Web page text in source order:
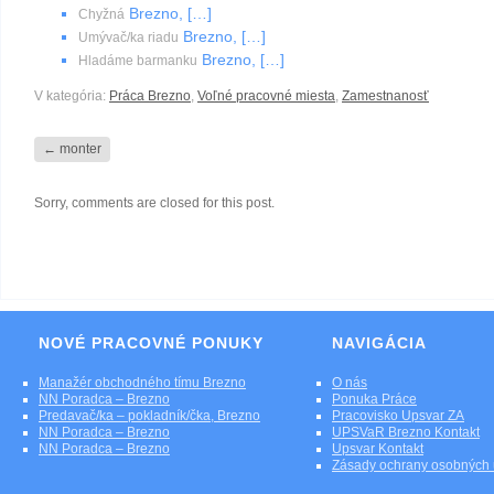
Chyžná Brezno, […]
Umývač/ka riadu Brezno, […]
Hladáme barmanku Brezno, […]
V kategória: Práca Brezno, Voľné pracovné miesta, Zamestnanosť
← monter
Sorry, comments are closed for this post.
NOVÉ PRACOVNÉ PONUKY
Manažér obchodného tímu Brezno
NN Poradca – Brezno
Predavač/ka – pokladník/čka, Brezno
NN Poradca – Brezno
NN Poradca – Brezno
NAVIGÁCIA
O nás
Ponuka Práce
Pracovisko Upsvar ZA
UPSVaR Brezno Kontakt
Upsvar Kontakt
Zásady ochrany osobných